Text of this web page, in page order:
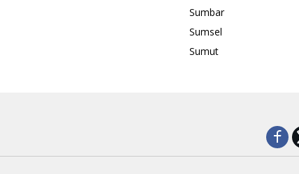
Sumbar
Sumsel
Sumut